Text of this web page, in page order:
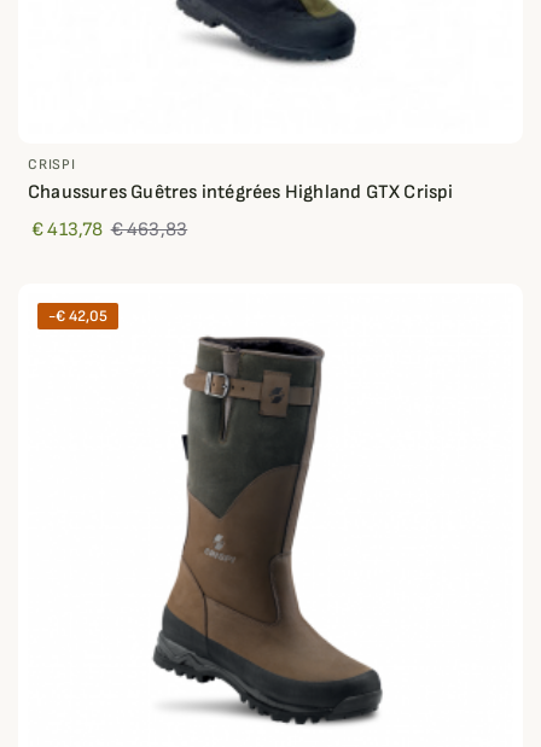
CRISPI
Chaussures Guêtres intégrées Highland GTX Crispi
€ 413,78 € 463,83
-€ 42,05